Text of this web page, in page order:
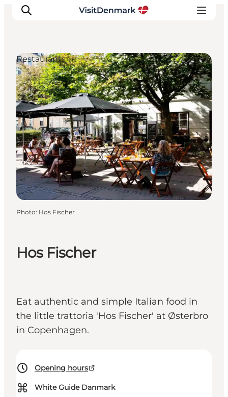
Inspirations
Destinations
Quoi faire
Hébergements
Planifiez votre voyage
Hos Fischer
Eat authentic and simple Italian food in
the little trattoria 'Hos Fischer' at Østerbro
in Copenhagen.
Opening hours
⌘ White Guide Danmark
Restaurants
Photo: Hos Fischer